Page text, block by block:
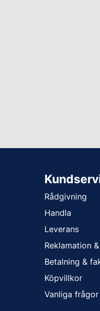
Rådgivning
Handla
Leverans
Reklamation
Betalning &
Köpvillkor
Vanliga